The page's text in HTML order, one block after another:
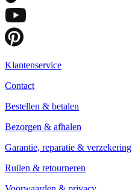
Klantenservice
Contact
Bestellen & betalen
Bezorgen & afhalen
Garantie, reparatie & verzekering
Ruilen & retourneren